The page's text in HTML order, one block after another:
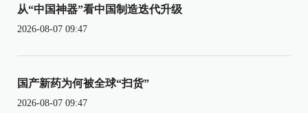
从“中国神器”看中国制造迭代升级
2026-08-07 09:47
国产新药为何被全球“扫货”
2026-08-07 09:47